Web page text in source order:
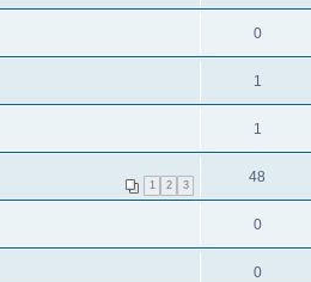
0
1
1
1 2 3 48
0
0